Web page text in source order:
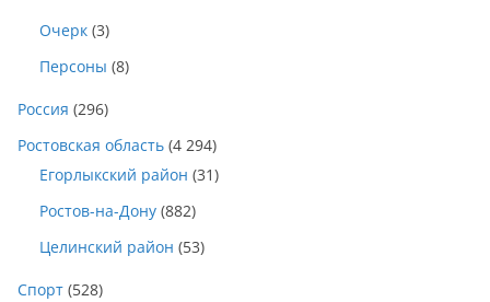
Очерк (3)
Персоны (8)
Россия (296)
Ростовская область (4 294)
Егорлыкский район (31)
Ростов-на-Дону (882)
Целинский район (53)
Спорт (528)